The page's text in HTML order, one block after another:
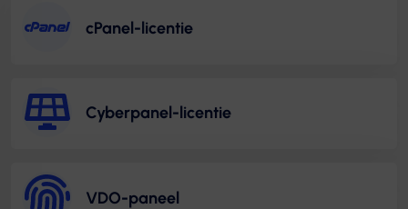
cPanel-licentie
Cyberpanel-licentie
VDO-paneel